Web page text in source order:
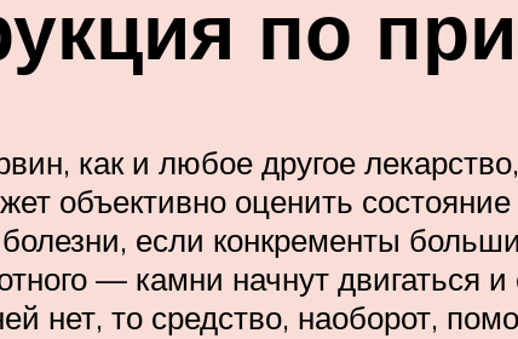
по
как и любое другое
объективно оценить
если конкременты
— камни начнут двигаться
нет, то средство, наоборот,